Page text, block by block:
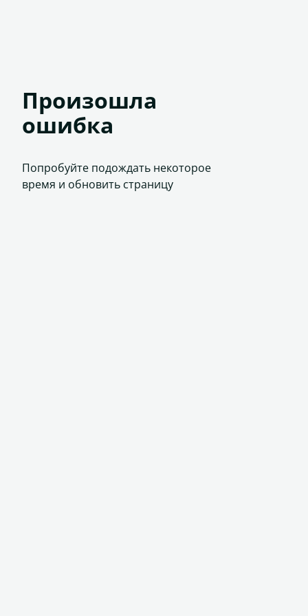
Произошла
ошибка
Попробуйте подождать некоторое
время и обновить страницу